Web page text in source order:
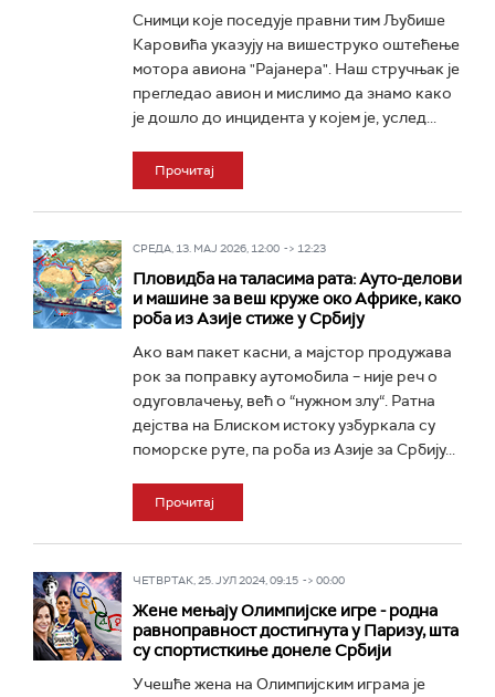
Снимци које поседује правни тим Љубише
Каровића указују на вишеструко оштећење
мотора авиона "Рајанера". Наш стручњак је
прегледао авион и мислимо да знамо како
је дошло до инцидента у којем је, услед...
Прочитај
СРЕДА, 13. МАЈ 2026, 12:00 -> 12:23
Пловидба на таласима рата: Ауто-делови
и машине за веш круже око Африке, како
роба из Азије стиже у Србију
Ако вам пакет касни, а мајстор продужава
рок за поправку аутомобила – није реч о
одуговлачењу, већ о “нужном злу“. Ратна
дејства на Блиском истоку узбуркала су
поморске руте, па роба из Азије за Србију...
Прочитај
ЧЕТВРТАК, 25. ЈУЛ 2024, 09:15 -> 00:00
Жене мењају Олимпијске игре - родна
равноправност достигнута у Паризу, шта
су спортисткиње донеле Србији
Учешће жена на Олимпијским играма је